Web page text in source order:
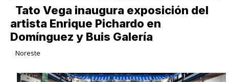
Tato Vega inaugura exposición del
artista Enrique Pichardo en
Domínguez y Buis Galería
Noreste